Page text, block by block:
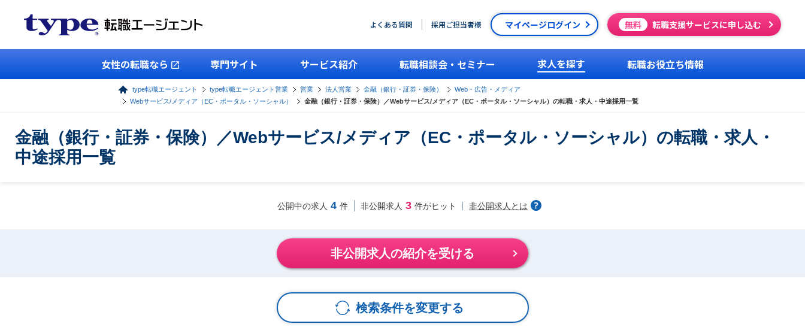
よくある質問 採用ご担当者様 マイページログイン 無料 転職支援サービスに申し込む
女性の転職なら 専門サイト サービス紹介 転職相談会・セミナー 求人を探す 転職お役立ち情報
type転職エージェント type転職エージェント営業 営業 法人営業 金融（銀行・証券・保険）
Web・広告・メディア
Webサービス/メディア（EC・ポータル・ソーシャル）
金融（銀行・証券・保険）／Webサービス/メディア（EC・ポータル・ソーシャル）の転職・求人・中途採用一覧
金融（銀行・証券・保険）／Webサービス/メディア（EC・ポータル・ソーシャル）の転職・求人・
中途採用一覧
公開中の求人 4 件 非公開求人 3 件がヒット 非公開求人とは
非公開求人の紹介を受ける
検索条件を変更する